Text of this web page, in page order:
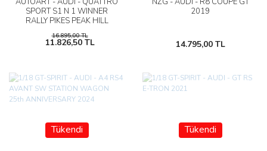
SPORT S1 N 1 WINNER
RALLY PIKES PEAK HILL
16.895,00 TL
11.826,50 TL
2019
14.795,00 TL
Tükendi Tükendi